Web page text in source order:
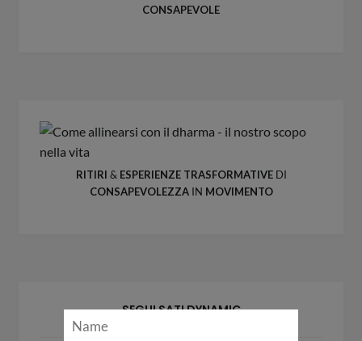
CONSAPEVOLE
RITIRI & ESPERIENZE TRASFORMATIVEDI
CONSAPEVOLEZZAIN MOVIMENTO
SEGUI SATI DYNAMIC